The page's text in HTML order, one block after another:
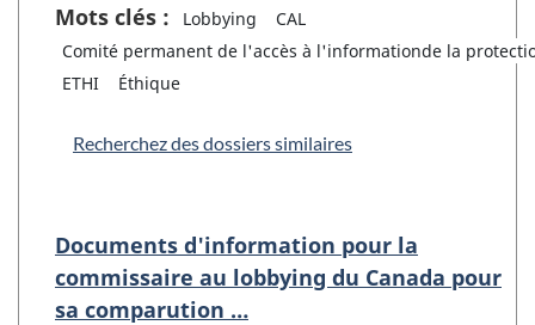
Mots clés : Lobbying
CAL
Comité permanent de l'accès à l'informationde la
ETHI
Éthique
Recherchez des dossiers similaires
Documents d'information pour la
commissaire au lobbying du Canada pour
sa comparution …